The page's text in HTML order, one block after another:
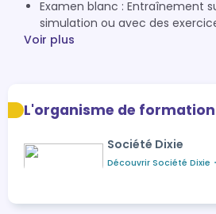
Examen blanc : Entraînement
simulation ou avec des
Voir plus
L'organisme de formation
Société Dixie
Découvrir Société Dixie